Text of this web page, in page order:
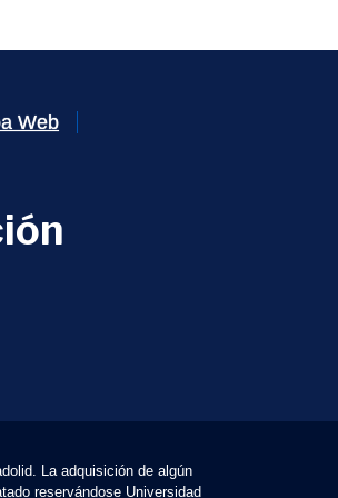
Web
La adquisición de algún
reservándose Universidad